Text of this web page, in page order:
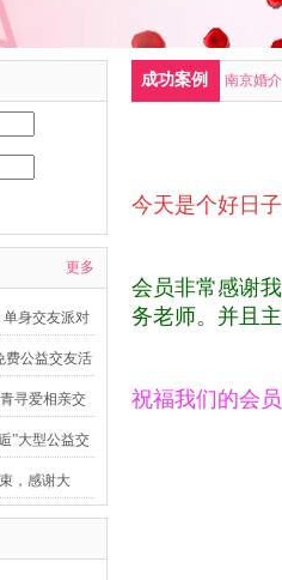
成功案例 南京婚介
今天是个好日
会员非常感谢
务老师。并且
祝福我们的会
更多
单身交友派对
费公益交友活
寻爱相亲交
”大型公益交
，感谢大